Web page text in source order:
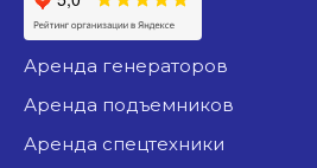
аренда генераторов
аренда подъемников
аренда спецтехники